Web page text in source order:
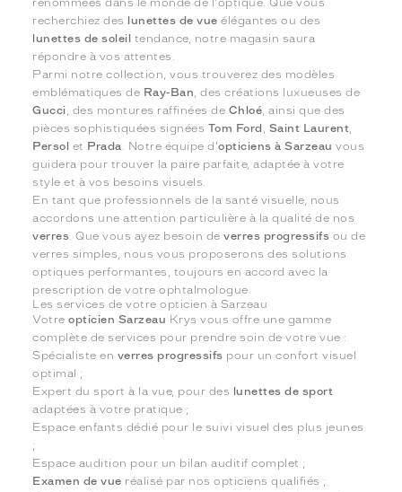
renommées dans le monde de l'optique. Que vous
recherchiez des
lunettes de vue élégantes ou des
lunettes de soleil tendance, notre magasin saura
répondre à vos attentes.
Parmi notre collection, vous trouverez des modèles
emblématiques de Ray-Ban, des créations luxueuses de
Gucci, des montures raffinées de Chloé, ainsi que des
pièces sophistiquées signées Tom Ford , Saint Laurent,
Persol et Prada. Notre équipe d'opticiens à Sarzeau vous
guidera pour trouver la paire parfaite, adaptée à votre
style et à vos besoins visuels.
En tant que professionnels de la santé visuelle, nous
accordons une attention particulière à la qualité de nos
verres. Que vous ayez besoin deverres progressifs ou de
verres simples, nous vous proposerons des solutions
optiques performantes, toujours en accord avec la
prescription de votre ophtalmologue.
Les services de votre opticien à Sarzeau
Votreopticien Sarzeau Krys vous offre une gamme
complète de services pour prendre soin de votre vue :
Spécialiste en verres progressifs pour un confort visuel
optimal ;
Expert du sport à la vue, pour des lunettes de sport
adaptées à votre pratique ;
Espace enfants dédié pour le suivi visuel des plus jeunes
;
Espace audition pour un bilan auditif complet ;
Examen de vue réalisé par nos opticiens qualifiés ;